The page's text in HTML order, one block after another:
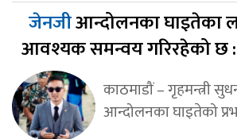
जेनजीआन्दोलनका घाइतेका
आवश्यक समन्वय गरिरहेको छ :
काठमाडौं – गृहमन्त्री
आन्दोलनका घाइतेको